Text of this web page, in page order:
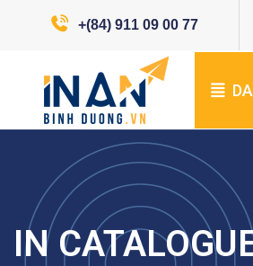
+(84) 911 09 00 77
IN